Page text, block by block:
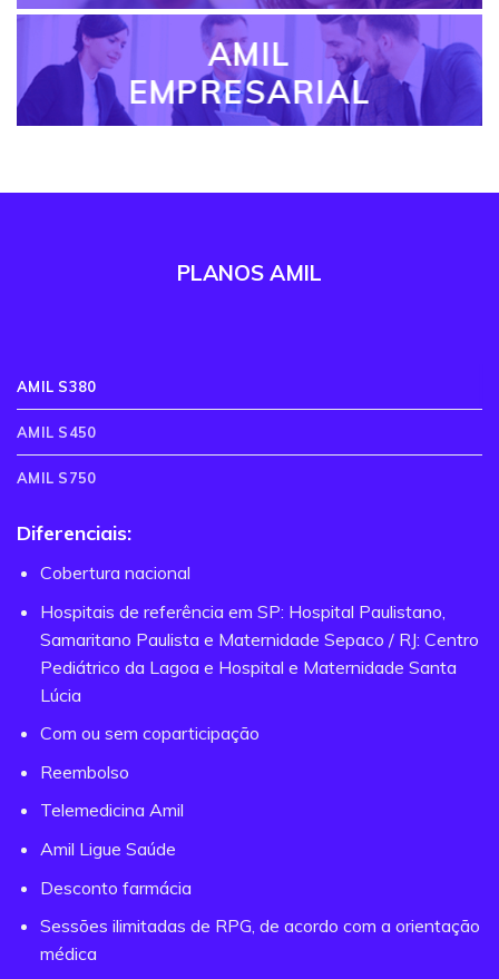
AMIL
EMPRESARIAL
PLANOS AMIL
AMIL S380
AMIL S450
AMIL S750
Diferenciais:
Cobertura nacional
Hospitais de referência em SP: Hospital Paulistano,
Samaritano Paulista e Maternidade Sepaco / RJ: Centro
Pediátrico da Lagoa e Hospital e Maternidade Santa
Lúcia
Com ou sem coparticipação
Reembolso
Telemedicina Amil
Amil Ligue Saúde
Desconto farmácia
Sessões ilimitadas de RPG, de acordo com a orientação
médica